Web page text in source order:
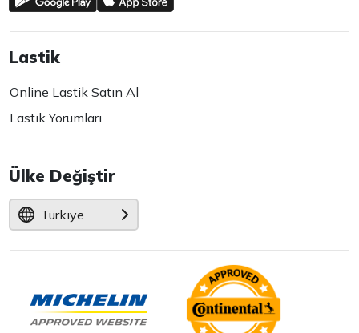
Lastik
Online Lastik Satın Al
Lastik Yorumları
Ülke Değiştir
Türkiye